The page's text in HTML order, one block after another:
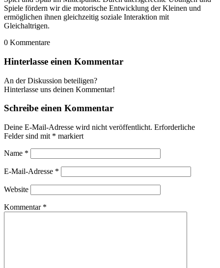
Spiele fördern wir die motorische Entwicklung der Kleinen und
ermöglichen ihnen gleichzeitig soziale Interaktion mit
Gleichaltrigen.
0 Kommentare
Hinterlasse einen Kommentar
An der Diskussion beteiligen?
Hinterlasse uns deinen Kommentar!
Schreibe einen Kommentar
Deine E-Mail-Adresse wird nicht veröffentlicht. Erforderliche
Felder sind mit * markiert
Name *
E-Mail-Adresse *
Website
Kommentar *